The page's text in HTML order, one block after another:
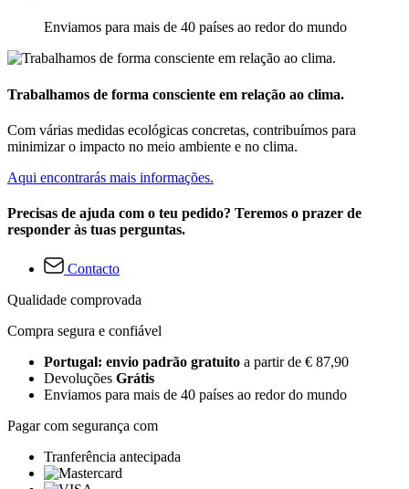
Enviamos para mais de 40 países ao redor do mundo
Trabalhamos de forma consciente em relação ao clima.
Com várias medidas ecológicas concretas, contribuímos para
minimizar o impacto no meio ambiente e no clima.
Aqui encontrarás mais informações.
Precisas de ajuda com o teu pedido? Teremos o prazer de
responder às tuas perguntas.
Contacto
Qualidade comprovada
Compra segura e confiável
Portugal: envio padrão gratuito a partir de € 87,90
Devoluções Grátis
Enviamos para mais de 40 países ao redor do mundo
Pagar com segurança com
Tranferência antecipada